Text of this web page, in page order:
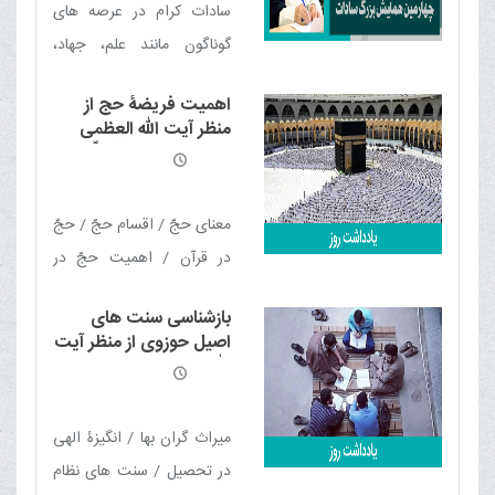
سادات کرام در عرصه های
گوناگون مانند علم، جهاد،
رسانی به جامعه خوش
درخشیده‌اند
اهمیت فریضۀ حج از
منظر آیت الله العظمی
مکارم شیرازی مدّ ظلّه
معنای حجّ / اقسام حجّ / حجّ
در قرآن / اهمیت حجّ در
عقوبت ترک حجّ / پاداش حجّ
/ در ملکوت حجّ / بازتاب
حجّ دانسته شود
بازشناسی سنت های
اصیل حوزوی از منظر آیت
الله العظمی مکارم شیرازی
میراث گران بها / انگیزۀ الهی
در تحصیل / سنت های نظام